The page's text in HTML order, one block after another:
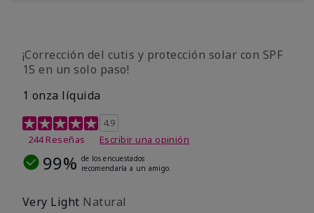
¡Corrección del cutis y protección solar con SPF
15 en un solo paso!
1 onza líquida
Calificación de clientes de 3,7 de 5
4.9
244 Reseñas
Escribir una opinión
99% de los encuestados
recomendaría a un amigo.
Very Light Natural